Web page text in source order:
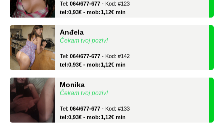
tel:0,93€ - mob:1,12€ min
Čekam tvoj poziv!
tel:0,93€ - mob:1,12€ min
Čekam tvoj poziv!
tel:0,93€ - mob:1,12€ min